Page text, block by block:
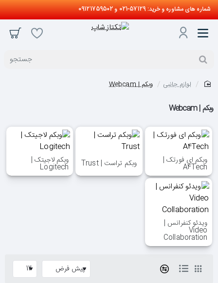
شماره های مشاوره و خرید: 57129-021 و 09121759502
جستجو
لوازم جانبی وبکم | Webcam
وبکم | Webcam
وبکم ای فورتک |
A4Tech وبکم تراست | Trust وبکم لاجیتک |
Logitech
ویدئو کنفرانس |
Video
Collaboration